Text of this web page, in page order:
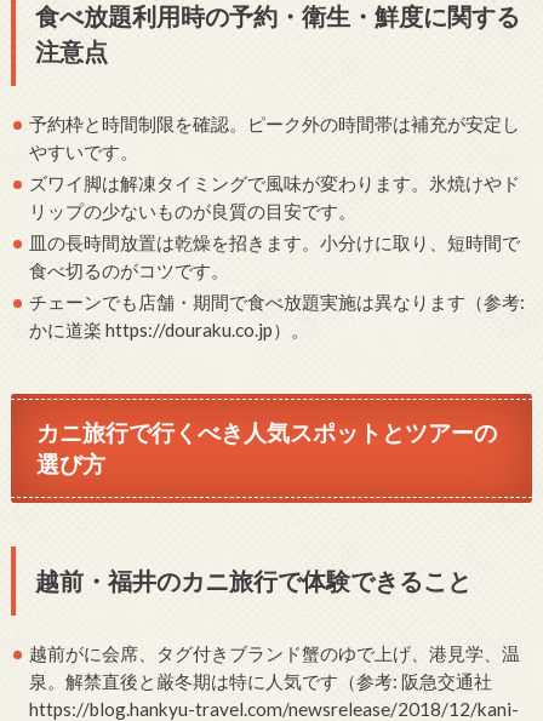
食べ放題利用時の予約・衛生・鮮度に関する
注意点
予約枠と時間制限を確認。ピーク外の時間帯は補充が安定し
やすいです。
ズワイ脚は解凍タイミングで風味が変わります。氷焼けやド
リップの少ないものが良質の目安です。
皿の長時間放置は乾燥を招きます。小分けに取り、短時間で
食べ切るのがコツです。
チェーンでも店舗・期間で食べ放題実施は異なります（参考:
かに道楽 https://douraku.co.jp）。
カニ旅行で行くべき人気スポットとツアーの
選び方
越前・福井のカニ旅行で体験できること
越前がに会席、タグ付きブランド蟹のゆで上げ、港見学、温
泉。解禁直後と厳冬期は特に人気です（参考: 阪急交通社
https://blog.hankyu-travel.com/newsrelease/2018/12/kani-